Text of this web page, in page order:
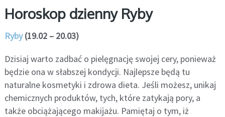
Horoskop dzienny Ryby
Ryby(19.02 – 20.03)
Dzisiaj warto zadbać o pielęgnację swojej cery, ponieważ
będzie ona w słabszej kondycji. Najlepsze będą tu
naturalne kosmetyki i zdrowa dieta. Jeśli możesz, unikaj
chemicznych produktów, tych, które zatykają pory, a
także obciążającego makijażu. Pamiętaj o tym, iż